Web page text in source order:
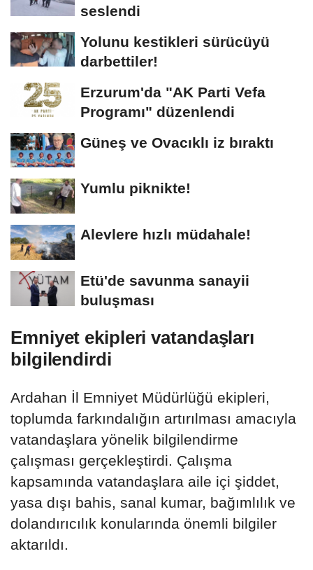
seslendi
Yolunu kestikleri sürücüyü
darbettiler!
Erzurum'da "AK Parti Vefa
Programı" düzenlendi
Güneş ve Ovacıklı iz bıraktı
Yumlu piknikte!
Alevlere hızlı müdahale!
Etü'de savunma sanayii
buluşması
Emniyet ekipleri vatandaşları
bilgilendirdi
Ardahan İl Emniyet Müdürlüğü ekipleri,
toplumda farkındalığın artırılması amacıyla
vatandaşlara yönelik bilgilendirme
çalışması gerçekleştirdi. Çalışma
kapsamında vatandaşlara aile içi şiddet,
yasa dışı bahis, sanal kumar, bağımlılık ve
dolandırıcılık konularında önemli bilgiler
aktarıldı.